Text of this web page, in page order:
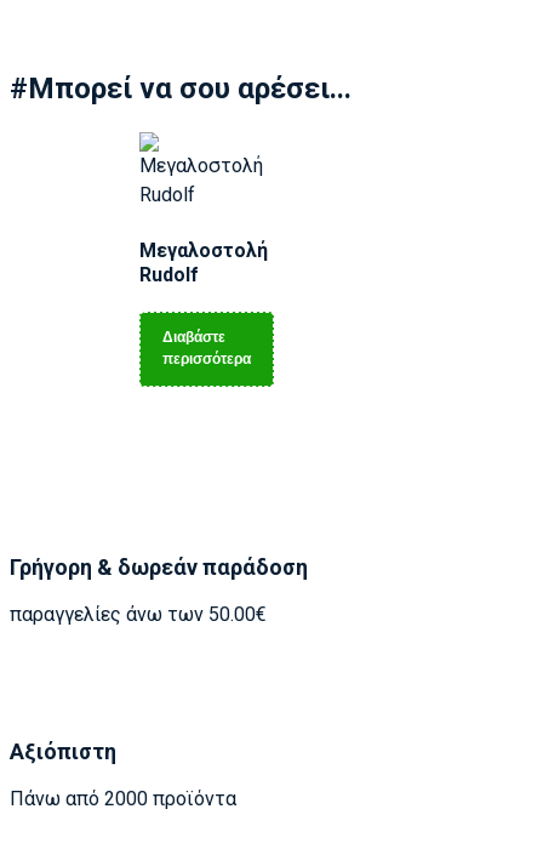
#Μπορεί να σου αρέσει...
Μεγαλοστολή
Rudolf
Διαβάστε
περισσότερα
Γρήγορη & δωρεάν παράδοση
παραγγελίες άνω των 50.00€
Αξιόπιστη
Πάνω από 2000 προϊόντα